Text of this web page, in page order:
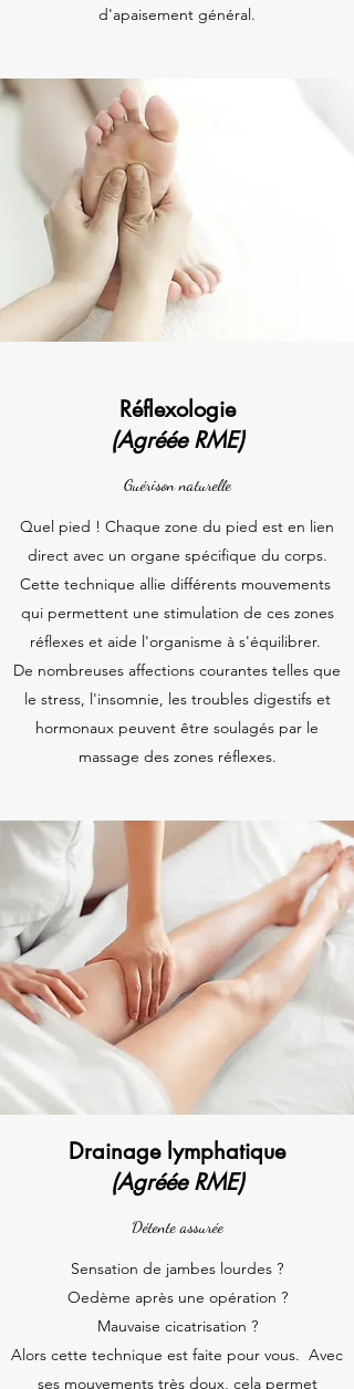
d'apaisement général.
Réflexologie
(Agréée RME)
Guérison naturelle
Quel pied ! Chaque zone du pied est en lien
direct avec un organe spécifique du corps.
Cette technique allie différents mouvements
qui permettent une stimulation de ces zones
réflexes et aide l'organisme à s'équilibrer.
De nombreuses affections courantes telles que
le stress, l'insomnie, les troubles digestifs et
hormonaux peuvent être soulagés par le
massage des zones réflexes.
Drainage lymphatique
(Agréée RME)
Détente assurée
Sensation de jambes lourdes ?
Oedème après une opération ?
Mauvaise cicatrisation ?
Alors cette technique est faite pour vous. Avec
ses mouvements très doux, cela permet